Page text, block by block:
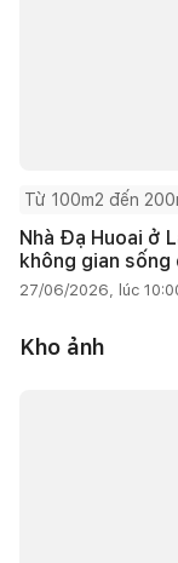
Từ 100m2 đến
Nhà Đạ Huoai ở
không gian
27/06/2026, lúc
Kho ảnh